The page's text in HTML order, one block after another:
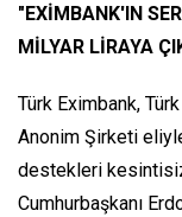
"EXİMBANK'IN
MİLYAR LİRAYA
Türk Eximbank,
Anonim Şirketi
destekleri
Cumhurbaşkanı